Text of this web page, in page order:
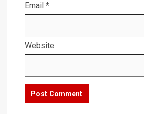
Email *
Website